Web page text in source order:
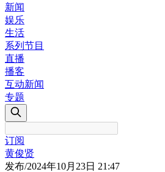
新闻
娱乐
生活
系列节目
直播
播客
互动新闻
专题
订阅
黄俊贤
发布/2024年10月23日 21:47